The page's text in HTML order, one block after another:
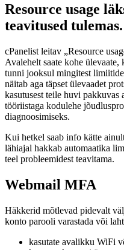
Resource usage
teavitused tulemas.
cPanelist leitav „Resource
Avalehelt saate kohe
tunni jooksul mingitest
näitab aga täpset ülevaadet
kasutusest teile huvi pakkuvas
tööriistaga kodulehe
diagnoosimiseks.
Kui hetkel saab info kätte
lähiajal hakkab automaatika
teel probleemidest teavitama.
Webmail MFA
Häkkerid mõtlevad pidevalt
konto parooli varastada või
kasutate avalikku WiFi